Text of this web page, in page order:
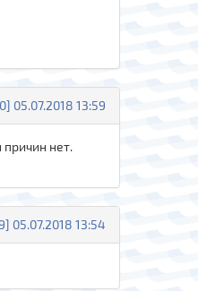
05.07.2018 13:59
нет.
05.07.2018 13:54